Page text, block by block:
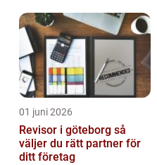
01 juni 2026
Revisor i göteborg så
väljer du rätt partner för
ditt företag